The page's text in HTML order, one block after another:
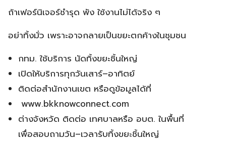
ถ้าเฟอร์นิเจอร์ชำรุด พัง ใช้งานไม่ได้จริง ๆ
อย่าทิ้งมั่ว เพราะอาจกลายเป็นขยะตกค้างในชุมชน
กทม. ใช้บริการ นัดทิ้งขยะชิ้นใหญ่
เปิดให้บริการทุกวันเสาร์–อาทิตย์
ติดต่อสำนักงานเขต หรือดูข้อมูลได้ที่
www.bkknowconnect.com
ต่างจังหวัด ติดต่อ เทศบาลหรือ อบต. ในพื้นที่
เพื่อสอบถามวัน–เวลารับทิ้งขยะชิ้นใหญ่